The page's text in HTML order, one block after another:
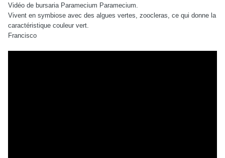
Vidéo de bursaria Paramecium Paramecium.
Vivent en symbiose avec des algues vertes, zoocleras, ce qui donne la
caractéristique couleur vert.
Francisco